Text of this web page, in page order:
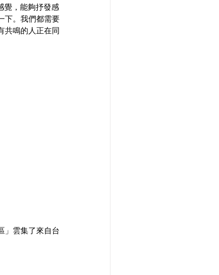
覺，能夠抒發感
下。我們都需要
共鳴的人正在同
」雲集了來自台